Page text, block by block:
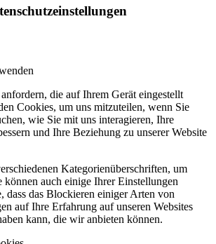
die auf Ihrem Gerät eingestellt
Cookies, um uns mitzuteilen, wenn Sie
wie Sie mit uns interagieren, Ihre
und Ihre Beziehung zu unserer Website
Kategorienüberschriften, um
können auch einige Ihrer Einstellungen
dass das Blockieren einiger Arten von
auf Ihre Erfahrung auf unseren Websites
kann, die wir anbieten können.